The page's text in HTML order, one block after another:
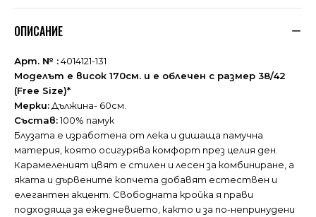
ОПИСАНИЕ
Арт. № :4014121-131
Моделът е висок 170см. и е облечен с размер 38/42
(Free Size)*
Мерки: Дължина- 60см.
Състав:100% памук
Блузата е изработена от лека и дишаща памучна
материя, която осигурява комфорт през целия ден.
Карамеленият цвят е стилен и лесен за комбиниране, а
яката и дървените копчета добавят естествен и
елегантен акцент. Свободната кройка я прави
подходяща за ежедневието, както и за по-непринудени